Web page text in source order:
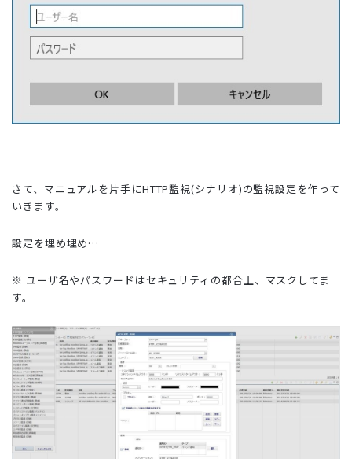
さて、マニュアルを片手にHTTP監視(シナリオ)の監視設定を作って
いきます。
設定を埋め埋め…
※ ユーザ名やパスワードはセキュリティの都合上、マスクしてま
す。